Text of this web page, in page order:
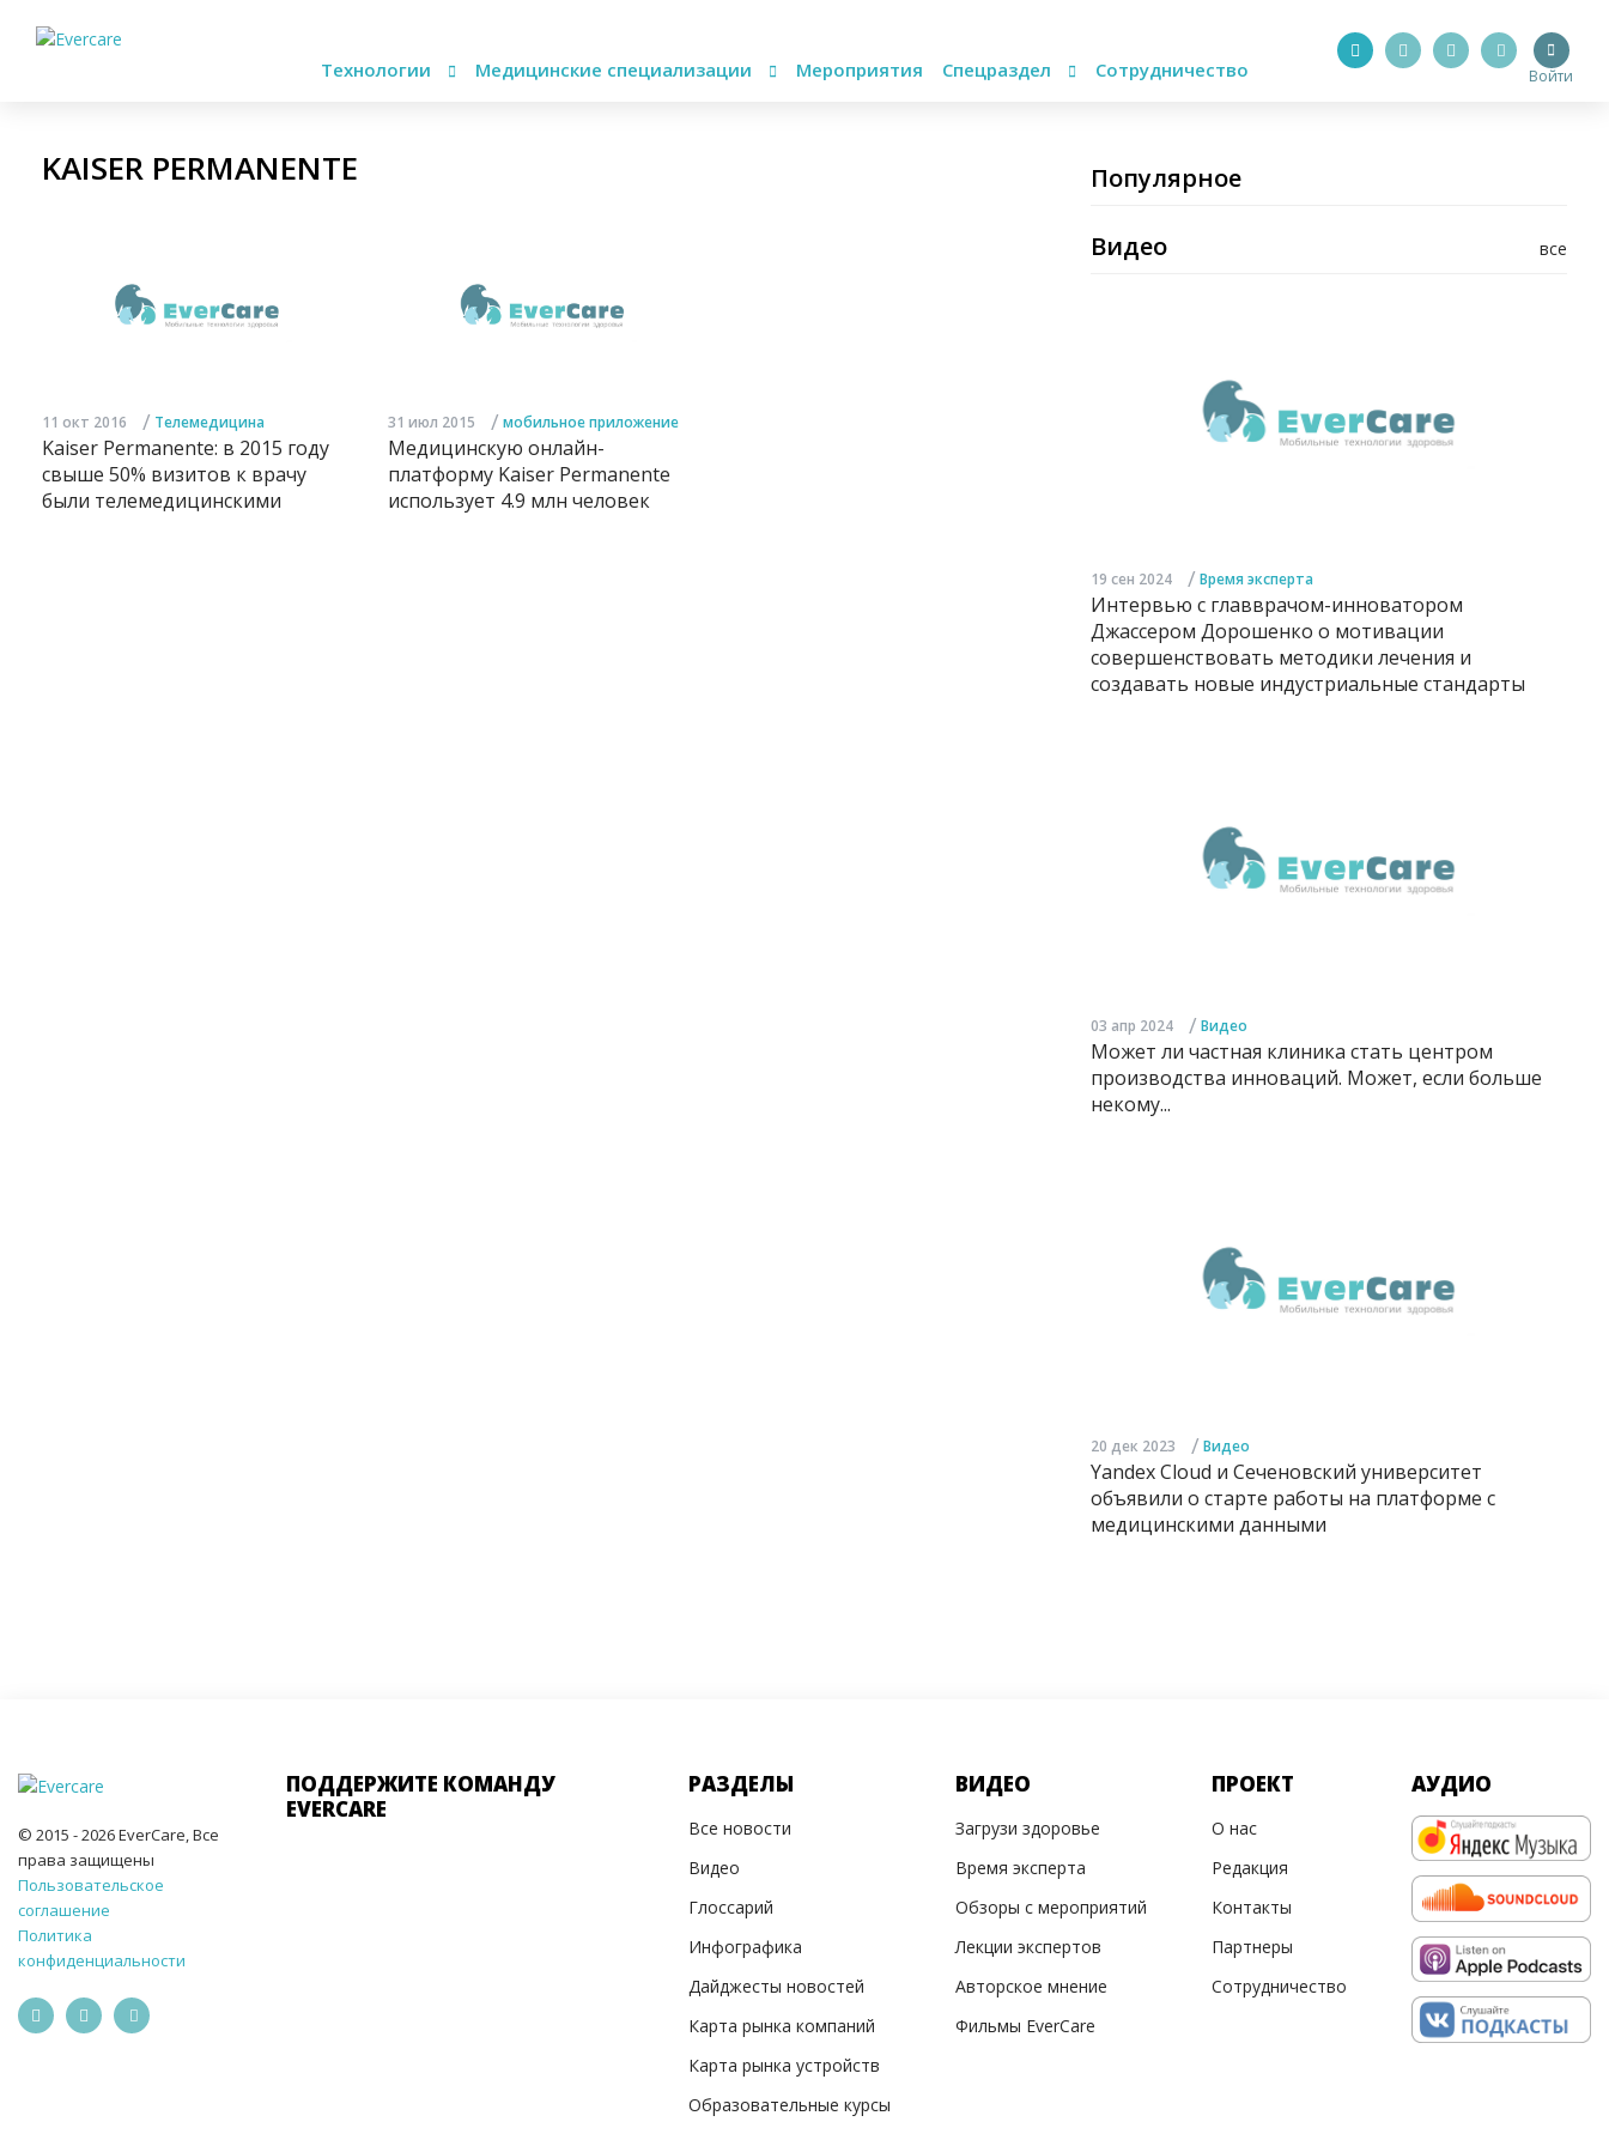
Технологии Медицинские специализации Мероприятия Спецраздел Сотрудничество Войти
KAISER PERMANENTE
11 окт 2016 / Телемедицина
Kaiser Permanente: в 2015 году
свыше 50% визитов к врачу
были телемедицинскими
31 июл 2015 / мобильное приложение
Медицинскую онлайн-
платформу Kaiser Permanente
использует 4.9 млн человек
Популярное
все
Видео
19 сен 2024 / Время эксперта
Интервью с главврачом-инноватором
Джассером Дорошенко о мотивации
совершенствовать методики лечения и
создавать новые индустриальные стандарты
03 апр 2024 / Видео
Может ли частная клиника стать центром
производства инноваций. Может, если больше
некому...
20 дек 2023 / Видео
Yandex Cloud и Сеченовский университет
объявили о старте работы на платформе с
медицинскими данными
© 2015 - 2026 EverCare, Все
права защищены
Пользовательское
соглашение
Политика
конфиденциальности
ПОДДЕРЖИТЕ КОМАНДУ
EVERCARE
РАЗДЕЛЫ
Все новости
Видео
Глоссарий
Инфографика
Дайджесты новостей
Карта рынка компаний
Карта рынка устройств
Образовательные курсы
ВИДЕО
Загрузи здоровье
Время эксперта
Обзоры с мероприятий
Лекции экспертов
Авторское мнение
Фильмы EverCare
ПРОЕКТ
О нас
Редакция
Контакты
Партнеры
Сотрудничество
АУДИО